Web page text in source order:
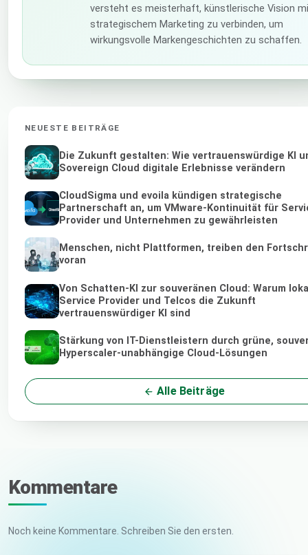
versteht es meisterhaft, künstlerische Vision
strategischem Marketing zu verbinden, um
wirkungsvolle Markengeschichten zu schaffen.
NEUESTE BEITRÄGE
Die Zukunft gestalten: Wie vertrauenswürdige KI
Sovereign Cloud digitale Erlebnisse verändern
CloudSigma und evoila kündigen strategische
Partnerschaft an, um VMware-Kontinuität für
Provider und Unternehmen zu gewährleisten
Menschen, nicht Plattformen, treiben den
voran
Von Schatten-KI zur souveränen Cloud: Warum
Service Provider und Telcos die Zukunft
vertrauenswürdiger KI sind
Stärkung von IT-Dienstleistern durch grüne,
Hyperscaler-unabhängige Cloud-Lösungen
Alle Beiträge
Kommentare
Noch keine Kommentare. Schreiben Sie den ersten.